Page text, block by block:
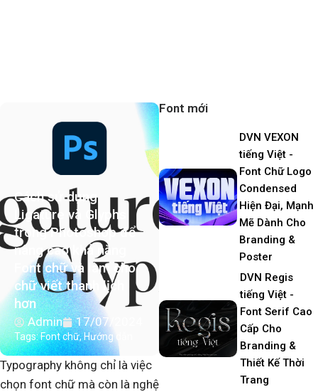
Cách sử dụng
Ligature và Glyphs
trong Photoshop để
nâng cao khả năng
Font chữ và làm cho
chữ viết thanh lịch
hơn
Admin 17/07/2024
Tags:Font chữ,Hướng dẫn
Typography không chỉ là việc
chọn font chữ mà còn là nghệ
Font mới
DVN VEXON
tiếng Việt -
Font Chữ Logo
Condensed
Hiện Đại, Mạnh
Mẽ Dành Cho
Branding &
Poster
DVN Regis
tiếng Việt -
Font Serif Cao
Cấp Cho
Branding &
Thiết Kế Thời
Trang